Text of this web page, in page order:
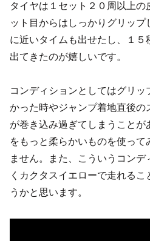
タイヤは１セット２０周以上
ット目からはしっかりグリッ
に近いタイムも出せたし、１
出てきたのが嬉しいです。
コンディションとしてはグリ
かった時やジャンプ着地直後
が巻き込み過ぎてしまうこと
をもっと柔らかいものを使っ
ません。また、こういうコン
くカクタスイエローで走れる
うかと思います。